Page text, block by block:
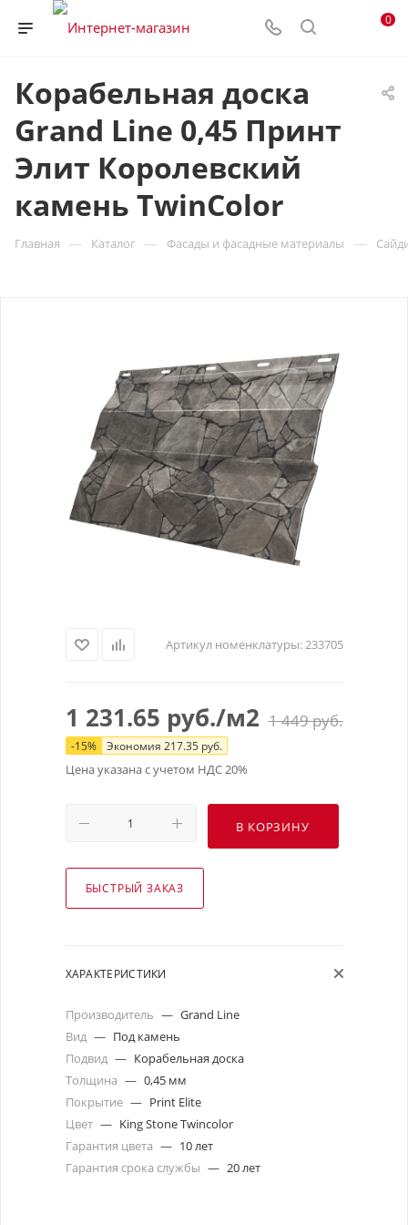
0
Корабельная доска
Grand Line 0,45 Принт
Элит Королевский
камень TwinColor
Главная — Каталог — Фасады и фасадные материалы —
Артикул номенклатуры:233705
1 231.65 руб./м2 1 449руб.
-15% Экономия 217.35руб.
Цена указана с учетом НДС 20%
В КОРЗИНУ
БЫСТРЫЙ ЗАКАЗ
ХАРАКТЕРИСТИКИ
Производитель — Grand Line
Вид — Под камень
Подвид — Корабельная доска
Толщина — 0,45 мм
Покрытие — Print Elite
Цвет — King Stone Twincolor
Гарантия цвета — 10 лет
Гарантия срока службы — 20 лет